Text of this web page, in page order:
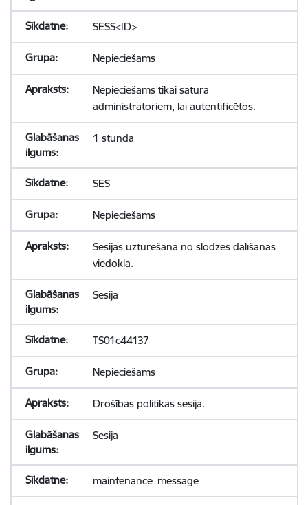
SESS<ID>
Nepieciešams
Nepieciešams tikai satura
administratoriem, lai autentificētos.
1 stunda
SES
Nepieciešams
Sesijas uzturēšana no slodzes dalīšanas
viedokļa.
Sesija
TS01c44137
Nepieciešams
Drošības politikas sesija.
Sesija
maintenance_message